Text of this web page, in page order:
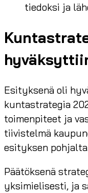
tiedoksi ja
Esityksenä oli
kuntastrategia
toimenpiteet ja
tiivistelmä
esityksen
Päätöksenä
yksimielisesti, ja